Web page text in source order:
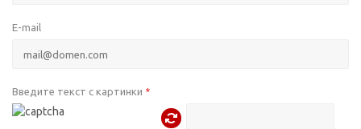
E-mail
Введите текст с картинки *